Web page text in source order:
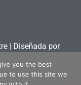
| Diseñada por
you the best
to use this site we